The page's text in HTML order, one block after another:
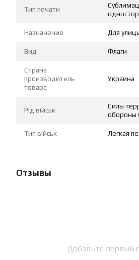
Тип печати
Назначение Для
Вид Флаги
Страна
производитель
товара
Украина
Рід військ
Силы
обороны
Тип військ Легкая
Отзывы
Добавьте первый